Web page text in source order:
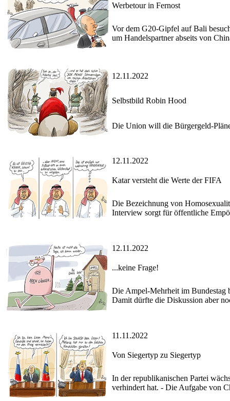
Werbetour in Fernost
Vor dem G20-Gipfel auf Bali
um Handelspartner abseits von
12.11.2022
Selbstbild Robin Hood
Die Union will die Bürgergeld-
12.11.2022
Katar versteht die Werte der FIFA
Die Bezeichnung von
Interview sorgt für öffentliche
12.11.2022
...keine Frage!
Die Ampel-Mehrheit im Bundestag
Damit dürfte die Diskussion aber
11.11.2022
Von Siegertyp zu Siegertyp
In der republikanischen Partei
verhindert hat. - Die Aufgabe von